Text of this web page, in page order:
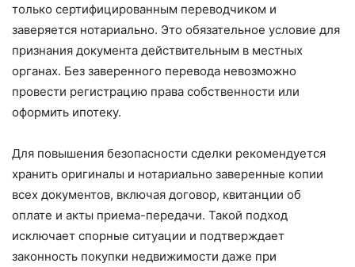
только сертифицированным переводчиком и
заверяется нотариально. Это обязательное условие для
признания документа действительным в местных
органах. Без заверенного перевода невозможно
провести регистрацию права собственности или
оформить ипотеку.
Для повышения безопасности сделки рекомендуется
хранить оригиналы и нотариально заверенные копии
всех документов, включая договор, квитанции об
оплате и акты приема-передачи. Такой подход
исключает спорные ситуации и подтверждает
законность покупки недвижимости даже при